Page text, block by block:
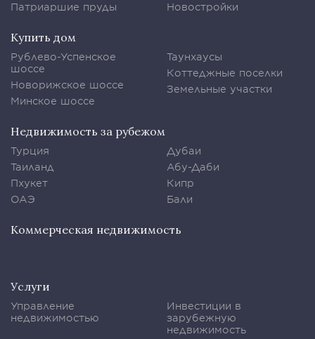
Патриаршие пруды
Новостройки
Купить дом
Рублево-Успенское
шоссе
Новорижское шоссе
Минское шоссе
Таунхаусы
Коттеджные поселки
Земельные участки
Недвижимость за рубежом
Турция
Таиланд
Пхукет
ОАЭ
Дубаи
Абу-Даби
Кипр
Бали
Коммерческая недвижимость
Услуги
Управление
недвижимостью
Инвестиции в
зарубежную
недвижимость